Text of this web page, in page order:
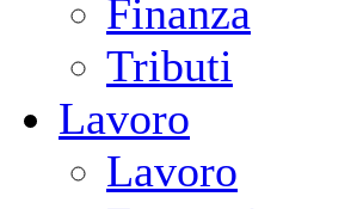
Finanza
Tributi
Lavoro
Lavoro